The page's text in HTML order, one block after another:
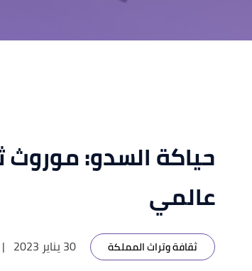
حياكة السدو:
عالمي
ثقافة وتراث المملكة 30 يناير 2023 |